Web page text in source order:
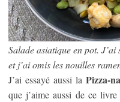
Salade asiatique en pot.
et j’ai omis les nouilles
J’ai essayé aussi la Pizza-
que j’aime aussi de ce livre